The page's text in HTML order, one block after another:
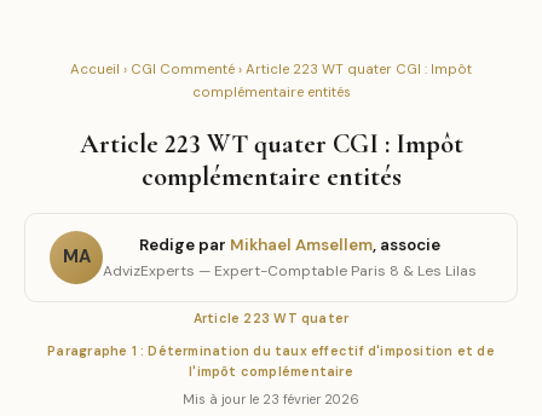
Accueil › CGI Commenté › Article 223 WT quater CGI : Impôt
complémentaire entités
Article 223 WT quater CGI : Impôt
complémentaire entités
MA
Redige par Mikhael Amsellem, associe
AdvizExperts — Expert-Comptable Paris 8 & Les Lilas
Article 223 WT quater
Paragraphe 1 : Détermination du taux effectif d'imposition et de
l'impôt complémentaire
Mis à jour le 23 février 2026